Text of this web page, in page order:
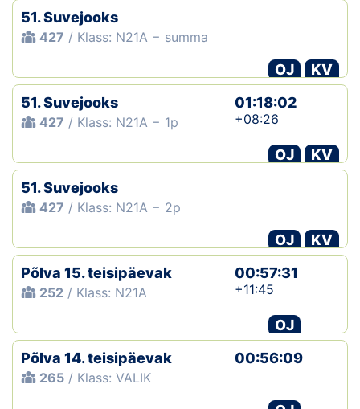
Tule klubisse!
Dokumendid
Klubid
Suletud maastikud
Püsirajad
Ajalugu
Koolitused
OTSI
51. Suvejooks
427 / Klass: N21A − summa
OJ
KV
51. Suvejooks
427 / Klass: N21A − 1p
01:18:02
+08:26
OJ
KV
51. Suvejooks
427 / Klass: N21A − 2p
OJ
KV
Põlva 15. teisipäevak
252 / Klass: N21A
00:57:31
+11:45
OJ
Põlva 14. teisipäevak
265 / Klass: VALIK
00:56:09